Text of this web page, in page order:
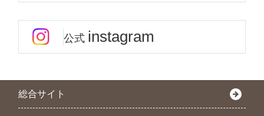
公式 instagram
総合サイト